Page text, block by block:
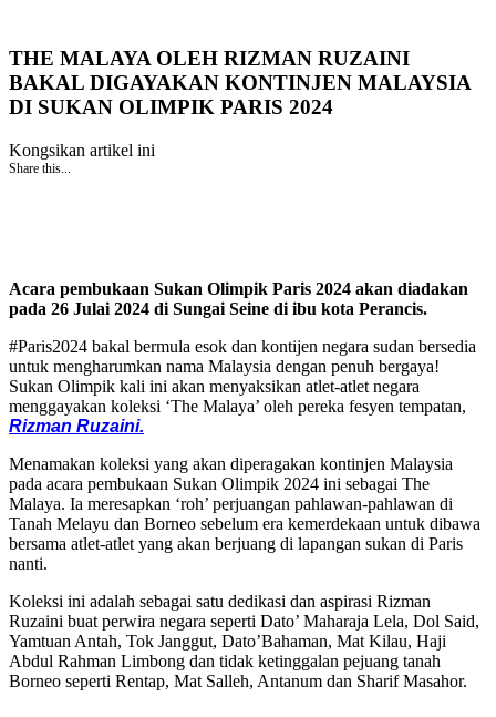
THE MALAYA OLEH RIZMAN RUZAINI
BAKAL DIGAYAKAN KONTINJEN MALAYSIA
DI SUKAN OLIMPIK PARIS 2024
Kongsikan artikel ini
Share this...
Acara pembukaan Sukan Olimpik Paris 2024 akan diadakan
pada 26 Julai 2024 di Sungai Seine di ibu kota Perancis.
#Paris2024 bakal bermula esok dan kontijen negara sudan bersedia
untuk mengharumkan nama Malaysia dengan penuh bergaya!
Sukan Olimpik kali ini akan menyaksikan atlet-atlet negara
menggayakan koleksi ‘The Malaya’ oleh pereka fesyen tempatan,
Rizman Ruzaini.
Menamakan koleksi yang akan diperagakan kontinjen Malaysia
pada acara pembukaan Sukan Olimpik 2024 ini sebagai The
Malaya. Ia meresapkan ‘roh’ perjuangan pahlawan-pahlawan di
Tanah Melayu dan Borneo sebelum era kemerdekaan untuk dibawa
bersama atlet-atlet yang akan berjuang di lapangan sukan di Paris
nanti.
Koleksi ini adalah sebagai satu dedikasi dan aspirasi Rizman
Ruzaini buat perwira negara seperti Dato’ Maharaja Lela, Dol Said,
Yamtuan Antah, Tok Janggut, Dato’Bahaman, Mat Kilau, Haji
Abdul Rahman Limbong dan tidak ketinggalan pejuang tanah
Borneo seperti Rentap, Mat Salleh, Antanum dan Sharif Masahor.